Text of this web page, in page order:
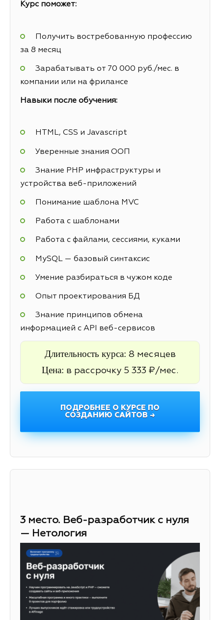
Курс поможет:
Получить востребованную профессию
за 8 месяц
Зарабатывать от 70 000 руб./мес. в
компании или на фрилансе
Навыки после обучения:
HTML, CSS и Javascript
Уверенные знания ООП
Знание PHP инфраструктуры и
устройства веб-приложений
Понимание шаблона MVC
Работа с шаблонами
Работа с файлами, сессиями, куками
MySQL — базовый синтаксис
Умение разбираться в чужом коде
Опыт проектирования БД
Знание принципов обмена
информацией с API веб-сервисов
Длительность курса: 8 месяцев
Цена: в рассрочку 5 333 ₽/мес.
ПОДРОБНЕЕ О КУРСЕ ПО
СОЗДАНИЮ САЙТОВ →
3 место. Веб-разработчик с нуля
— Нетология